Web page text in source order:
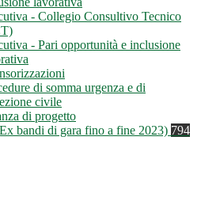
- Collegio Consultivo Tecnico
- Pari opportunità e inclusione
di somma urgenza e di
civile
di progetto
bandi di gara fino a fine 2023) 794